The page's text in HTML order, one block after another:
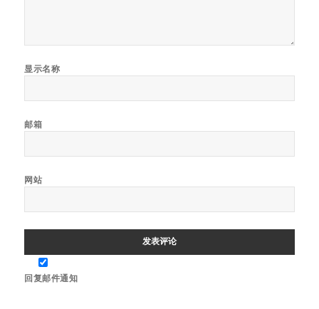
显示名称
邮箱
网站
回复邮件通知